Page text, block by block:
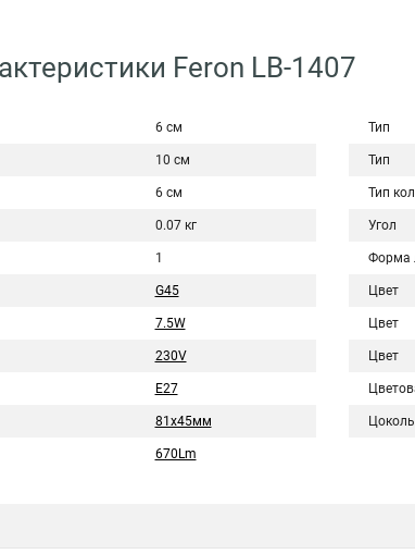
Feron LB-1407
6 см
10 см
6 см
0.07 кг
1
G45
7.5W
230V
E27
81х45мм
670Lm
Тип
Тип
Тип
Угол
Форма
Цвет
Цвет
Цвет
Цоколь